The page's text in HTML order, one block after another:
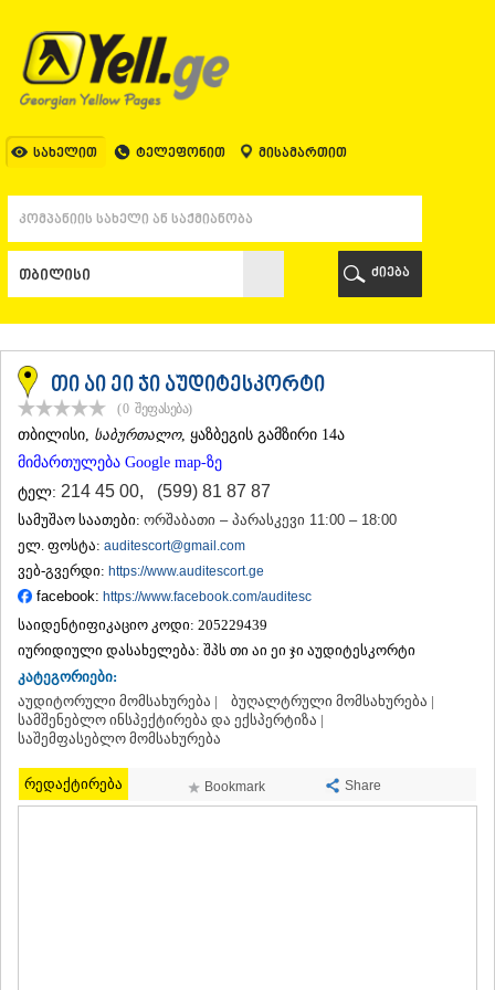
სახელით ტელეფონით მისამართით
ᲗᲑᲘᲚᲘᲡᲘ
ᲗᲑᲘᲚᲘᲡᲘ
ᲐᲤᲮᲐᲖᲔᲗᲘ
ᲒᲐᲚᲘ
ᲑᲐᲗᲣᲛᲘ
ᲥᲝᲑᲣᲚᲔᲗᲘ
ᲨᲣᲐᲮᲔᲕᲘ
ᲩᲐᲥᲕᲘ
ᲝᲖᲣᲠᲒᲔᲗᲘ
ᲩᲝᲮᲐᲢᲐᲣᲠᲘ
ᲣᲠᲔᲙᲘ
ᲘᲛᲔᲠᲔᲗᲘ
ᲑᲐᲦᲓᲐᲗᲘ
ᲕᲐᲜᲘ
ᲖᲔᲡᲢᲐᲤᲝᲜᲘ
ᲗᲔᲠᲯᲝᲚᲐ
ᲡᲐᲛᲢᲠᲔᲓᲘᲐ
ᲡᲐᲩᲮᲔᲠᲔ
ᲢᲧᲘᲑᲣᲚᲘ
ᲥᲣᲗᲐᲘᲡᲘ
ᲬᲧᲐᲚᲢᲣᲑᲝ
ᲭᲘᲐᲗᲣᲠᲐ
ᲮᲐᲠᲐᲒᲐᲣᲚᲘ
ᲮᲝᲜᲘ
ᲙᲐᲮᲔᲗᲘ
ᲐᲮᲛᲔᲢᲐ
ᲓᲔᲓᲝᲤᲚᲘᲡᲬᲧᲐᲠᲝ
ᲗᲔᲚᲐᲕᲘ
ძიება
თი აი ეი ჯი აუდიტესკორტი
(0 შეფასება)
ᲗᲑᲘᲚᲘᲡᲘ, საბურთალო, ყაზბეგის გამზირი 14ა
მიმართულება Google map-ზე
ტელ: 214 45 00, (599) 81 87 87
სამუშაო საათები: ორშაბათი – პარასკევი 11:00 – 18:00
ელ. ფოსტა: auditescort@gmail.com
ვებ-გვერდი: https://www.auditescort.ge
facebook: https://www.facebook.com/auditesc
საიდენტიფიკაციო კოდი: 205229439
იურიდიული დასახელება: შპს თი აი ეი ჯი აუდიტესკორტი
კატეგორიები:
აუდიტორული მომსახურება |
ბუღალტრული მომსახურება |
სამშენებლო ინსპექტირება და ექსპერტიზა |
საშემფასებლო მომსახურება
რედაქტირება Bookmark Share